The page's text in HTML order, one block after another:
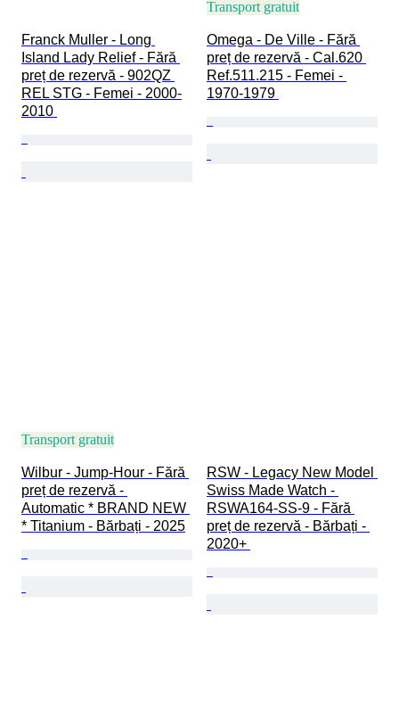
Franck Muller - Long
Island Lady Relief - Fără
preț de rezervă - 902QZ
REL STG - Femei - 2000-
2010
Transport gratuit
Omega - De Ville - Fără
preț de rezervă - Cal.620
Ref.511.215 - Femei -
1970-1979
Transport gratuit
Wilbur - Jump-Hour - Fără
preț de rezervă -
Automatic * BRAND NEW
* Titanium - Bărbați - 2025
RSW - Legacy New Model
Swiss Made Watch -
RSWA164-SS-9 - Fără
preț de rezervă - Bărbați -
2020+